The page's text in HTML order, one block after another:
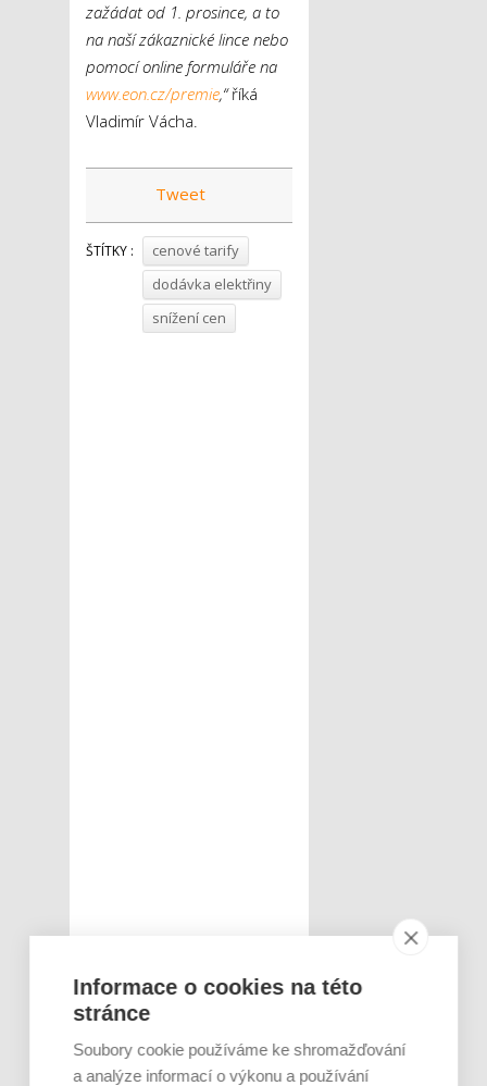
zažádat od 1. prosince, a to
na naší zákaznické lince nebo
pomocí online formuláře na
www.eon.cz/premie,“říká
Vladimír Vácha.
Tweet
ŠTÍTKY :
cenové tarify
dodávka elektřiny
snížení cen
Informace o cookies na této
stránce
Soubory cookie používáme ke shromažďování
a analýze informací o výkonu a používání